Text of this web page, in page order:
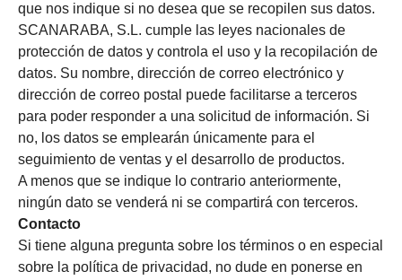
que nos indique si no desea que se recopilen sus datos.
SCANARABA, S.L. cumple las leyes nacionales de
protección de datos y controla el uso y la recopilación de
datos. Su nombre, dirección de correo electrónico y
dirección de correo postal puede facilitarse a terceros
para poder responder a una solicitud de información. Si
no, los datos se emplearán únicamente para el
seguimiento de ventas y el desarrollo de productos.
A menos que se indique lo contrario anteriormente,
ningún dato se venderá ni se compartirá con terceros.
Contacto
Si tiene alguna pregunta sobre los términos o en especial
sobre la política de privacidad, no dude en ponerse en